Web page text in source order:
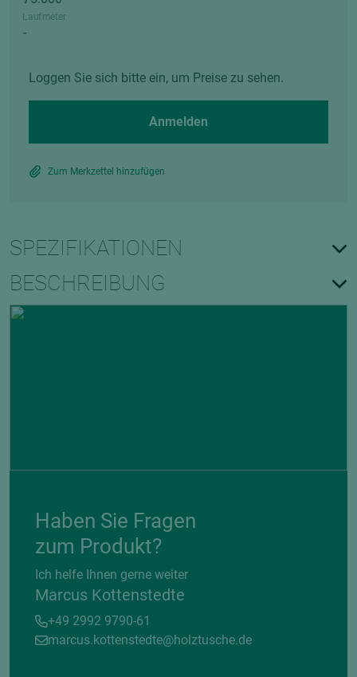
Laufmeter
Loggen Sie sich bitte ein, um Preise zu sehen.
Anmelden
Zum Merkzettel hinzufügen
SPEZIFIKATIONEN
BESCHREIBUNG
Haben Sie Fragen
zum Produkt?
Ich helfe Ihnen gerne weiter
Marcus Kottenstedte
+49 2992 9790-61
marcus.kottenstedte@holztusche.de